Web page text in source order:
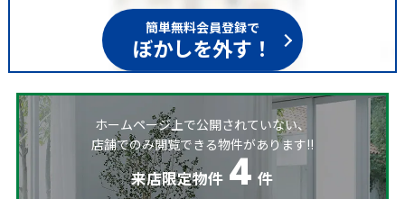
簡単無料会員登録で
ぼかしを外す！
ホームページ上で公開されていない、
店舗でのみ閲覧できる物件があります!!
来店限定物件 4 件